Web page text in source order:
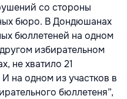
со стороны
бюро. В Дондюшанах
бюллетеней на одном
избирательном
не хватило 21
на одном из участков в
бюллетеня”,